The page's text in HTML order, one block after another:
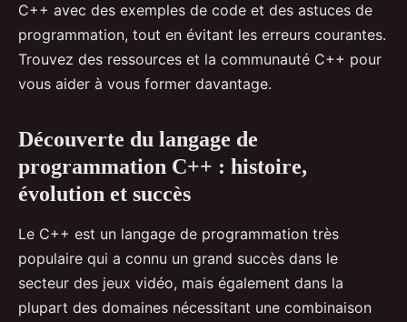
C++ avec des exemples de code et des astuces de
programmation, tout en évitant les erreurs courantes.
Trouvez des ressources et la communauté C++ pour
vous aider à vous former davantage.
Découverte du langage de
programmation C++ : histoire,
évolution et succès
Le C++ est un langage de programmation très
populaire qui a connu un grand succès dans le
secteur des jeux vidéo, mais également dans la
plupart des domaines nécessitant une combinaison